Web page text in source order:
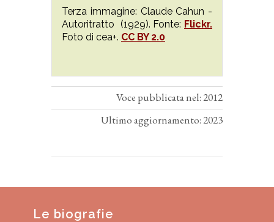
Terza immagine: Claude Cahun -
Autoritratto (1929). Fonte: Flickr.
Foto di cea+. CC BY 2.0
Voce pubblicata nel: 2012
Ultimo aggiornamento: 2023
Le biografie